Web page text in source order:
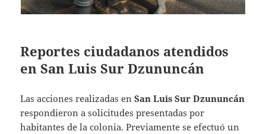
Reportes ciudadanos atendidos
en San Luis Sur Dzununcán
Las acciones realizadas enSan Luis Sur Dzununcán
respondieron a solicitudes presentadas por
habitantes de la colonia. Previamente se efectuó un